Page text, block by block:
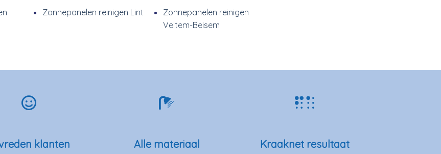
Zonnepanelen reinigen Lint
Zonnepanelen reinigen
Veltem-Beisem
klanten Alle materiaal Kraaknet resultaat